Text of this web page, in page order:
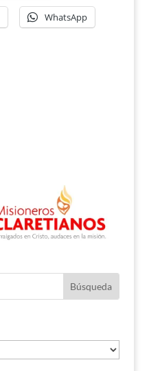
WhatsApp